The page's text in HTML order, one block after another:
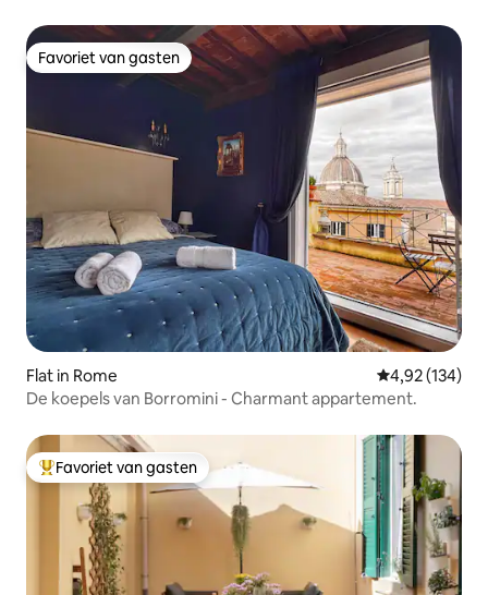
Favoriet van gasten
Favoriet van gasten
Flat in Rome Gemiddelde
4,92 (134)
De koepels van Borromini - Charmant appartement.
Topfavoriet van gasten
Favoriet van gasten